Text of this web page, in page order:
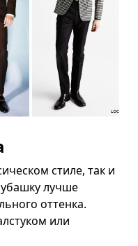
стиле, так и
лучше
оттенка.
или